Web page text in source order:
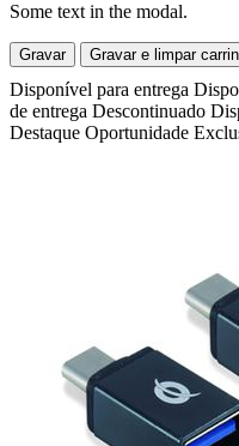
Some text in the modal.
Gravar Gravar e limpar
Disponível para entrega
de entrega Descontinuado
Destaque Oportunidade